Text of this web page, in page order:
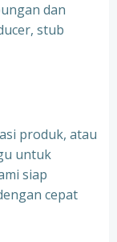
dan
stub
produk, atau
untuk
siap
cepat